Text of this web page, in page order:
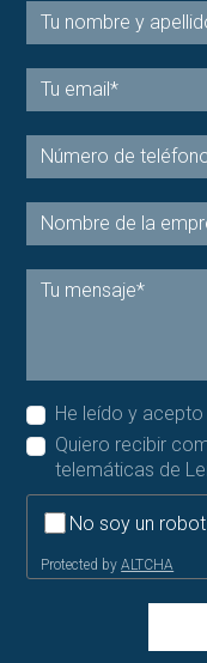
He leído y acepto
Quiero recibir
telemáticas de
No soy un robot
Protected byALTCHA